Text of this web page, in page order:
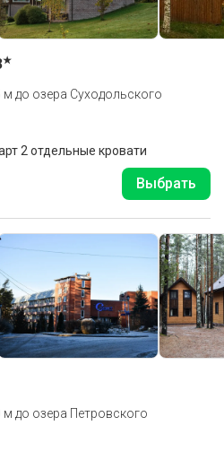
★
м до озера Суходольского
2 отдельные кровати
Выбрать
м до озера Петровского